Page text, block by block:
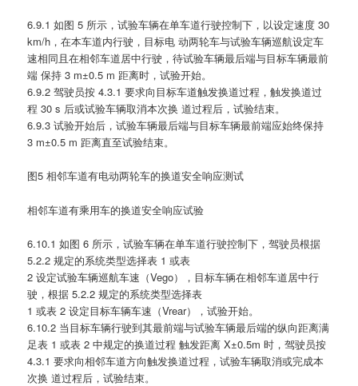
6.9.1 如图 5 所示，试验车辆在单车道行驶控制下，以设定速度 30
km/h，在本车道内行驶，目标电 动两轮车与试验车辆巡航设定车
速相同且在相邻车道居中行驶，待试验车辆最后端与目标车辆最前
端 保持 3 m±0.5 m 距离时，试验开始。
6.9.2 驾驶员按 4.3.1 要求向目标车道触发换道过程，触发换道过
程 30 s 后或试验车辆取消本次换 道过程后，试验结束。
6.9.3 试验开始后，试验车辆最后端与目标车辆最前端应始终保持
3 m±0.5 m 距离直至试验结束。
图5 相邻车道有电动两轮车的换道安全响应测试
相邻车道有乘用车的换道安全响应试验
6.10.1 如图 6 所示，试验车辆在单车道行驶控制下，驾驶员根据
5.2.2 规定的系统类型选择表 1 或表
2 设定试验车辆巡航车速（Vego），目标车辆在相邻车道居中行
驶，根据 5.2.2 规定的系统类型选择表
1 或表 2 设定目标车辆车速（Vrear），试验开始。
6.10.2 当目标车辆行驶到其最前端与试验车辆最后端的纵向距离满
足表 1 或表 2 中规定的换道过程 触发距离 X±0.5m 时，驾驶员按
4.3.1 要求向相邻车道方向触发换道过程，试验车辆取消或完成本
次换 道过程后，试验结束。